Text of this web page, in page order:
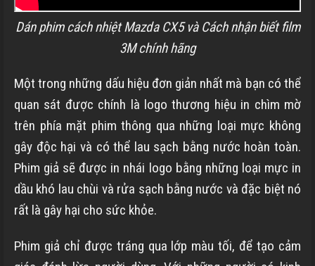
Dán phim cách nhiệt Mazda CX5 và Cách nhận biết film
3M chính hãng
Một trong những dấu hiệu đơn giản nhất mà bạn có thể
quan sát được chính là logo thương hiệu in chìm mờ
trên phía mặt phim thông qua những loại mực không
gây độc hại và có thể lau sạch bằng nước hoàn toàn.
Phim giả sẽ được in nhái logo bằng những loại mực in
dầu khó lau chùi và rửa sạch bằng nước và đặc biệt nó
rất là gây hại cho sức khỏe.
Phim giả chỉ được tráng qua lớp màu tối, để tạo cảm